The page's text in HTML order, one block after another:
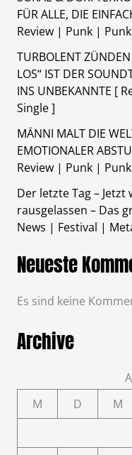
FÜR ALLE, DIE
Review | Punk |
TURBOLENT
LOS“ IST DER
INS UNBEKANNTE [
Single ]
MÄNNI MALT DIE
EMOTIONALER
Review | Punk |
Der letzte Tag –
rausgelassen – Das
News | Festival |
Neueste
Es sind keine
Archive
M
D M